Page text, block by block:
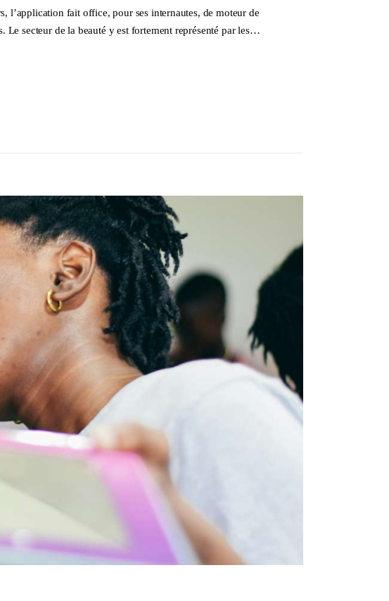
l’application fait office, pour ses internautes, de moteur de
Le secteur de la beauté y est fortement représenté par les…